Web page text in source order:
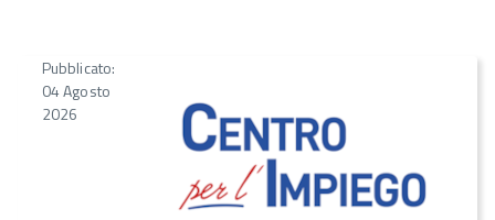
Pubblicato:
04 Agosto
2026